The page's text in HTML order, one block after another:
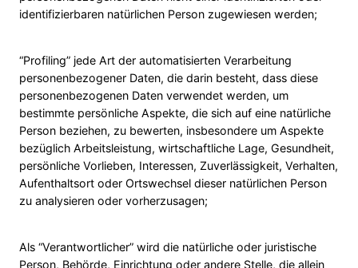
identifizierbaren natürlichen Person zugewiesen werden;
“Profiling” jede Art der automatisierten Verarbeitung
personenbezogener Daten, die darin besteht, dass diese
personenbezogenen Daten verwendet werden, um
bestimmte persönliche Aspekte, die sich auf eine natürliche
Person beziehen, zu bewerten, insbesondere um Aspekte
bezüglich Arbeitsleistung, wirtschaftliche Lage, Gesundheit,
persönliche Vorlieben, Interessen, Zuverlässigkeit, Verhalten,
Aufenthaltsort oder Ortswechsel dieser natürlichen Person
zu analysieren oder vorherzusagen;
Als “Verantwortlicher” wird die natürliche oder juristische
Person, Behörde, Einrichtung oder andere Stelle, die allein